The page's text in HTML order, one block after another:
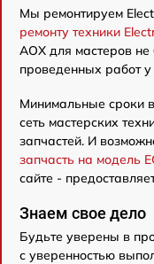
Мы ремонтируем
ремонту техники
AOX для мастеров
проведенных работ у
Минимальные сроки
сеть мастерских
запчастей. И
запчасть на модель
сайте -
Знаем свое дело
Будьте уверены в
с уверенностью